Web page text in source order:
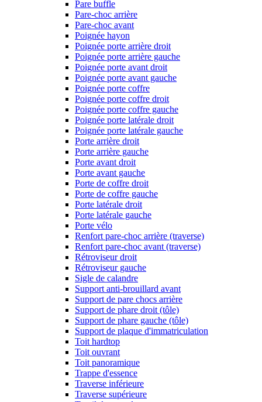
Pare buffle
Pare-choc arrière
Pare-choc avant
Poignée hayon
Poignée porte arrière droit
Poignée porte arrière gauche
Poignée porte avant droit
Poignée porte avant gauche
Poignée porte coffre
Poignée porte coffre droit
Poignée porte coffre gauche
Poignée porte latérale droit
Poignée porte latérale gauche
Porte arrière droit
Porte arrière gauche
Porte avant droit
Porte avant gauche
Porte de coffre droit
Porte de coffre gauche
Porte latérale droit
Porte latérale gauche
Porte vélo
Renfort pare-choc arrière (traverse)
Renfort pare-choc avant (traverse)
Rétroviseur droit
Rétroviseur gauche
Sigle de calandre
Support anti-brouillard avant
Support de pare chocs arrière
Support de phare droit (tôle)
Support de phare gauche (tôle)
Support de plaque d'immatriculation
Toit hardtop
Toit ouvrant
Toit panoramique
Trappe d'essence
Traverse inférieure
Traverse supérieure